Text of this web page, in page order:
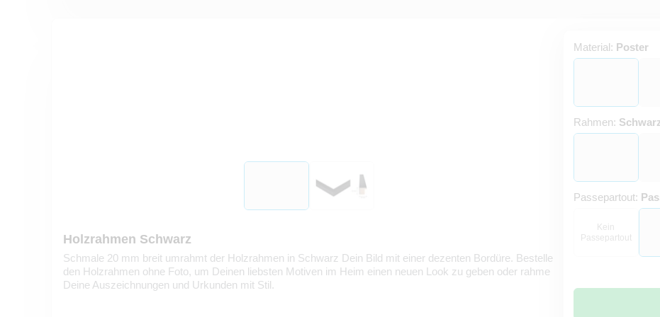
Holzrahmen Schwarz
Schmale 20 mm breit umrahmt der Holzrahmen in Schwarz Dein Bild mit einer dezenten Bordüre. Bestelle
den Holzrahmen ohne Foto, um Deinen liebsten Motiven im Heim einen neuen Look zu geben oder rahme
Deine Auszeichnungen und Urkunden mit Stil.
Material: Poster
Rahmen:
Passepartout:
Kein
Passepartout